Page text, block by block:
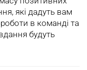
які дадуть вам
в команді та
будуть